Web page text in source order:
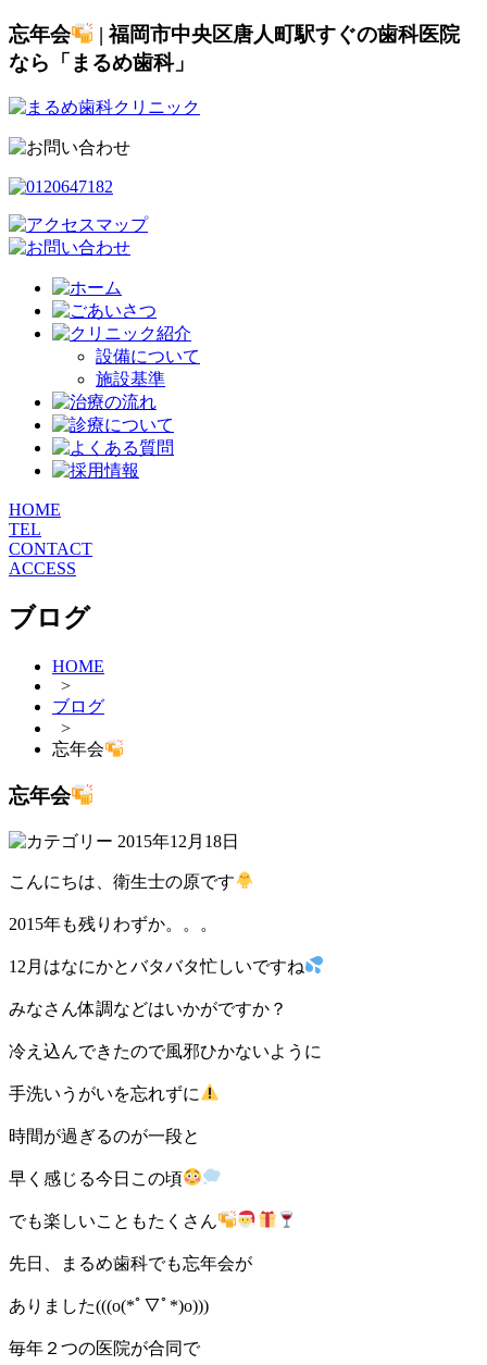
忘年会
| 福岡市中央区唐人町駅すぐの歯科医院
なら「まるめ歯科」
設備について
施設基準
HOME
TEL
CONTACT
ACCESS
ブログ
HOME
>
ブログ
>
忘年会
忘年会
2015年12月18日
こんにちは、衛生士の原です
2015年も残りわずか。。。
12月はなにかとバタバタ忙しいですね
みなさん体調などはいかがですか？
冷え込んできたので風邪ひかないように
手洗いうがいを忘れずに
時間が過ぎるのが一段と
早く感じる今日この頃
でも楽しいこともたくさん
先日、まるめ歯科でも忘年会が
ありました(((o(*ﾟ▽ﾟ*)o)))
毎年２つの医院が合同で